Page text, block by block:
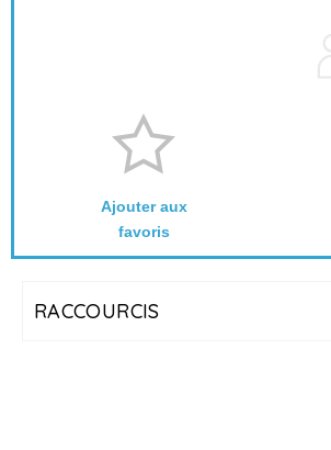
Ajouter aux
favoris
RACCOURCIS